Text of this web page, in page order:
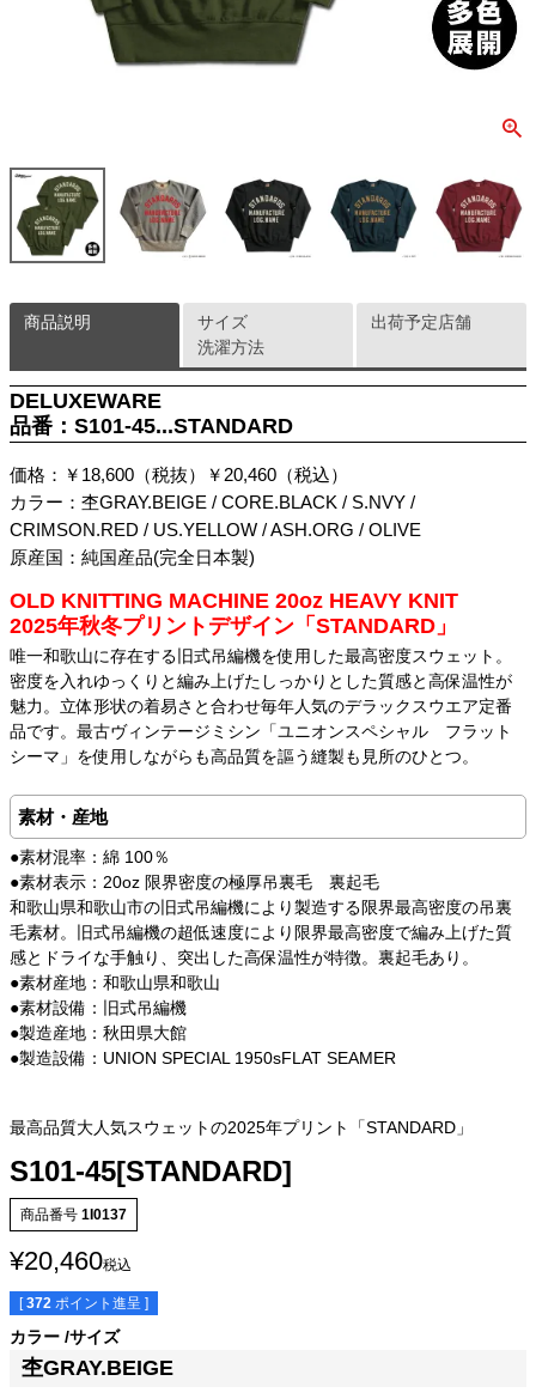
商品説明
DELUXEWARE
品番：S101-45...STANDARD
価格：￥18,600（税抜）￥20,460（税込）
カラー：杢GRAY.BEIGE / CORE.BLACK / S.NVY /
CRIMSON.RED / US.YELLOW / ASH.ORG / OLIVE
原産国：純国産品(完全日本製)
OLD KNITTING MACHINE 20oz HEAVY KNIT
2025年秋冬プリントデザイン「STANDARD」
唯一和歌山に存在する旧式吊編機を使用した最高密度スウェット。
密度を入れゆっくりと編み上げたしっかりとした質感と高保温性が
魅力。立体形状の着易さと合わせ毎年人気のデラックスウエア定番
品です。最古ヴィンテージミシン「ユニオンスペシャル フラット
シーマ」を使用しながらも高品質を謳う縫製も見所のひとつ。
素材・産地
●素材混率：綿 100％
●素材表示：20oz 限界密度の極厚吊裏毛 裏起毛
和歌山県和歌山市の旧式吊編機により製造する限界最高密度の吊裏
毛素材。旧式吊編機の超低速度により限界最高密度で編み上げた質
感とドライな手触り、突出した高保温性が特徴。裏起毛あり。
●素材産地：和歌山県和歌山
●素材設備：旧式吊編機
●製造産地：秋田県大館
●製造設備：UNION SPECIAL 1950sFLAT SEAMER
サイズ
洗濯方法
サイズ
XS
出荷予定店舗
最高品質大人気スウェットの2025年プリント「STANDARD」
S101-45[STANDARD]
商品番号 1I0137
¥20,460税込
[ 372 ポイント進呈 ]
カラー サイズ
杢GRAY.BEIGE